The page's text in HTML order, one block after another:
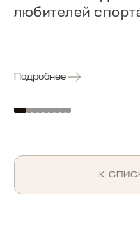
любителей
Подробнее
К